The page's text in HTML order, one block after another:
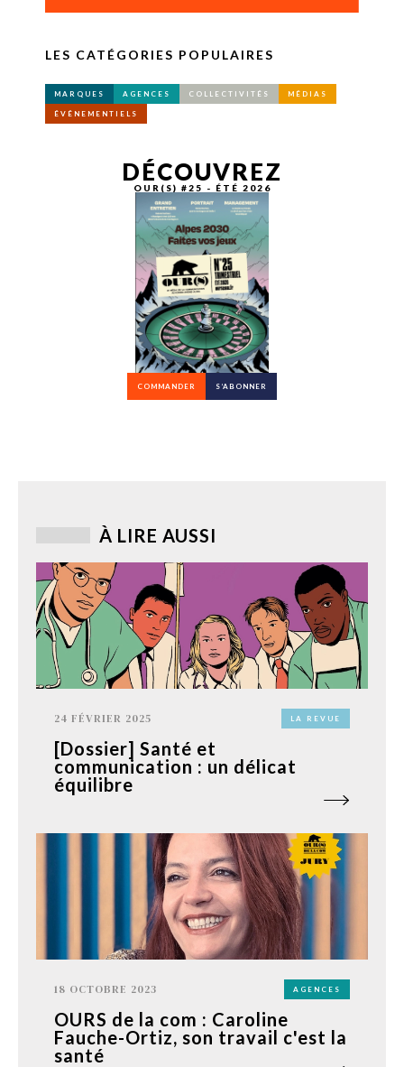
LES CATÉGORIES POPULAIRES
MARQUES AGENCES COLLECTIVITÉS MÉDIAS
ÉVÉNEMENTIELS
DÉCOUVREZ
OUR(S) #25 - ÉTÉ 2026
COMMANDER S’ABONNER
À LIRE AUSSI
24 FÉVRIER 2025 LA REVUE
[Dossier] Santé et
communication : un délicat
équilibre
18 OCTOBRE 2023 AGENCES
OURS de la com : Caroline
Fauche-Ortiz, son travail c'est la
santé